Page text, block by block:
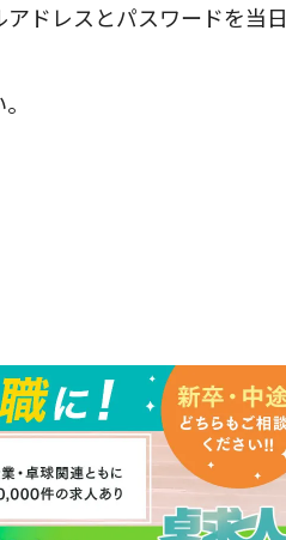
ドレスとパスワードを当日